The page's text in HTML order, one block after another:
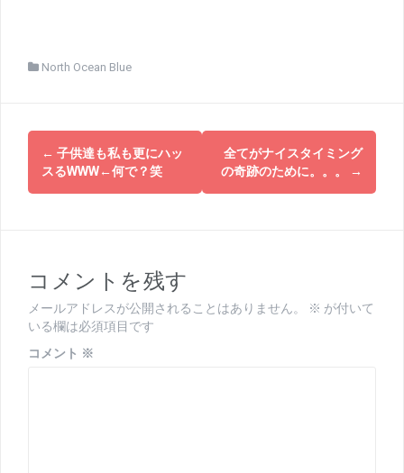
North Ocean Blue
投
稿
ゲ
ー
シ
ョ
← 子供達も私も更にハッ
スるWWW←何で？笑
全てがナイスタイミング
の奇跡のために。。。
→
コメントを残す
メールアドレスが公開されることはありません。 ※ が付いて
いる欄は必須項目です
コメント ※